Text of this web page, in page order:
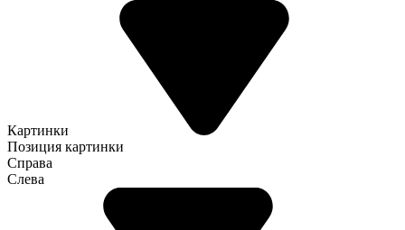
Картинки
Позиция картинки
Справа
Слева